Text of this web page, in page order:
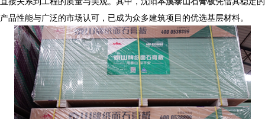
产品性能与广泛的市场认可，已成为众多建筑项目的优选基层材料。